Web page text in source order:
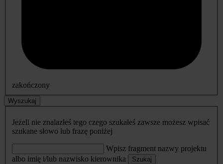
zakończony
Wyszukaj
Jeżeli nie znalazłeś tego czego szukałeś zawsze możesz wpisać
szukane słowo lub frazę poniżej
Wpisz fragment nazwy projektu
albo imię i/lub nazwisko kierownika
Szukaj